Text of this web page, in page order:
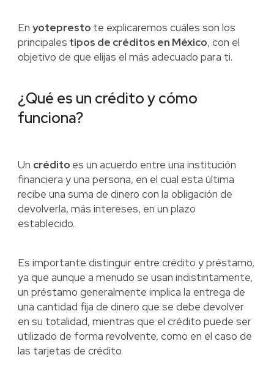
En yotepresto te explicaremos cuáles son los
principales tipos de créditos en México, con el
objetivo de que elijas el más adecuado para ti.
¿Qué es un crédito y cómo
funciona?
Un crédito es un acuerdo entre una institución
financiera y una persona, en el cual esta última
recibe una suma de dinero con la obligación de
devolverla, más intereses, en un plazo
establecido.
Es importante distinguir entre crédito y préstamo,
ya que aunque a menudo se usan indistintamente,
un préstamo generalmente implica la entrega de
una cantidad fija de dinero que se debe devolver
en su totalidad, mientras que el crédito puede ser
utilizado de forma revolvente, como en el caso de
las tarjetas de crédito.